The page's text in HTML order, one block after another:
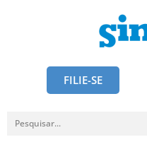
FILIE-SE